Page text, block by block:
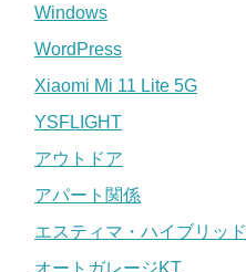
Windows
WordPress
Xiaomi Mi 11 Lite 5G
YSFLIGHT
アウトドア
アパート関係
エスティマ・ハイブリッド